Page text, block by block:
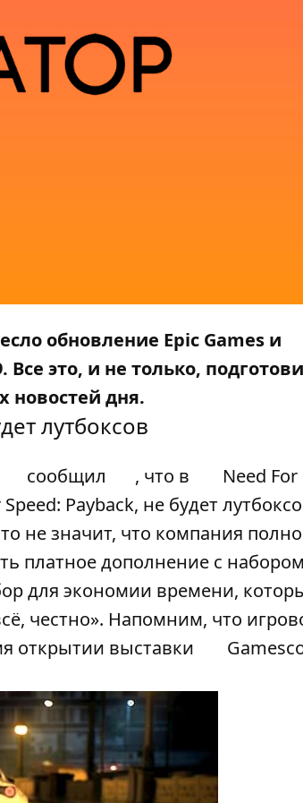
обновление Epic Games и
Все это, и не только,
новостей дня.
лутбоксов
сообщил , что в
Need For
Payback, не будет
не значит, что компания
платное дополнение с набором
для экономии времени,
честно». Напомним, что
открытии выставки